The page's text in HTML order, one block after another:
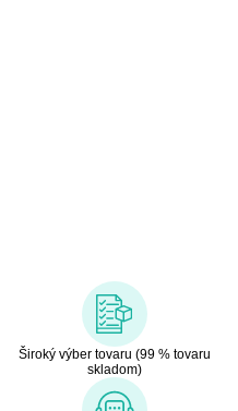
Široký výber tovaru (99 % tovaru
skladom)